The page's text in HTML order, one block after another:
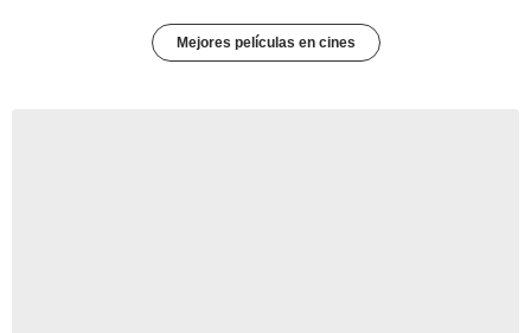
Mejores películas en cines